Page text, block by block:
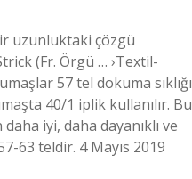
uzunluktaki çözgü
(Fr. Örgü … ›Textil-
57 tel dokuma sıklığı
40/1 iplik kullanılır. Bu
iyi, daha dayanıklı ve
63 teldir. 4 Mayıs 2019